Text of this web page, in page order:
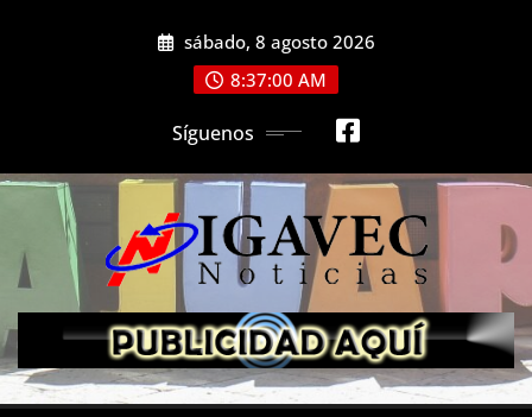
sábado, 8 agosto 2026
8:37:01 AM
Síguenos